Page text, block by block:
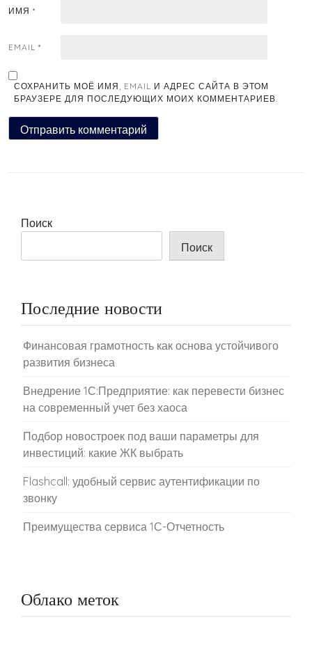
ИМЯ *
EMAIL *
СОХРАНИТЬ МОЁ ИМЯ, EMAIL И АДРЕС САЙТА В ЭТОМ
БРАУЗЕРЕ ДЛЯ ПОСЛЕДУЮЩИХ МОИХ КОММЕНТАРИЕВ.
Поиск
Поиск
Последние новости
Финансовая грамотность как основа устойчивого
развития бизнеса
Внедрение 1С:Предприятие: как перевести бизнес
на современный учет без хаоса
Подбор новостроек под ваши параметры для
инвестиций: какие ЖК выбрать
Flashcall: удобный сервис аутентификации по
звонку
Преимущества сервиса 1С-Отчетность
Облако меток